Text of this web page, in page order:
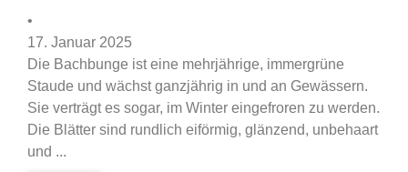
•
17. Januar 2025
Die Bachbunge ist eine mehrjährige, immergrüne
Staude und wächst ganzjährig in und an Gewässern.
Sie verträgt es sogar, im Winter eingefroren zu werden.
Die Blätter sind rundlich eiförmig, glänzend, unbehaart
und ...